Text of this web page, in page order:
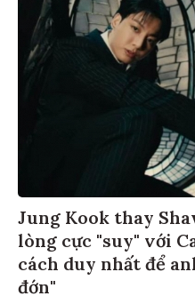
Jung Kook thay
lòng cực "suy" với
cách duy nhất để
đớn"